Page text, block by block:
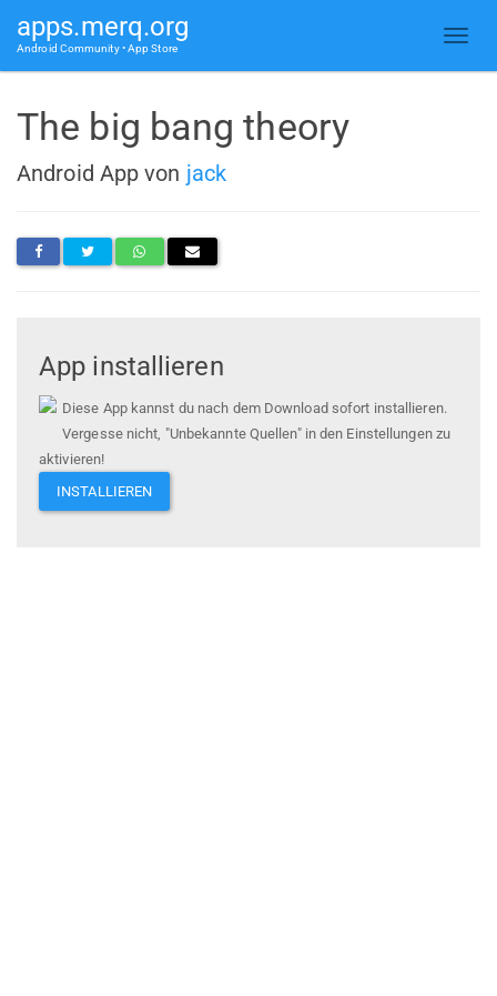
apps.merq.org
Android Community • App Store
The big bang theory
Android App von jack
App installieren
Diese App kannst du nach dem Download sofort installieren.
Vergesse nicht, "Unbekannte Quellen" in den Einstellungen zu
aktivieren!
INSTALLIEREN